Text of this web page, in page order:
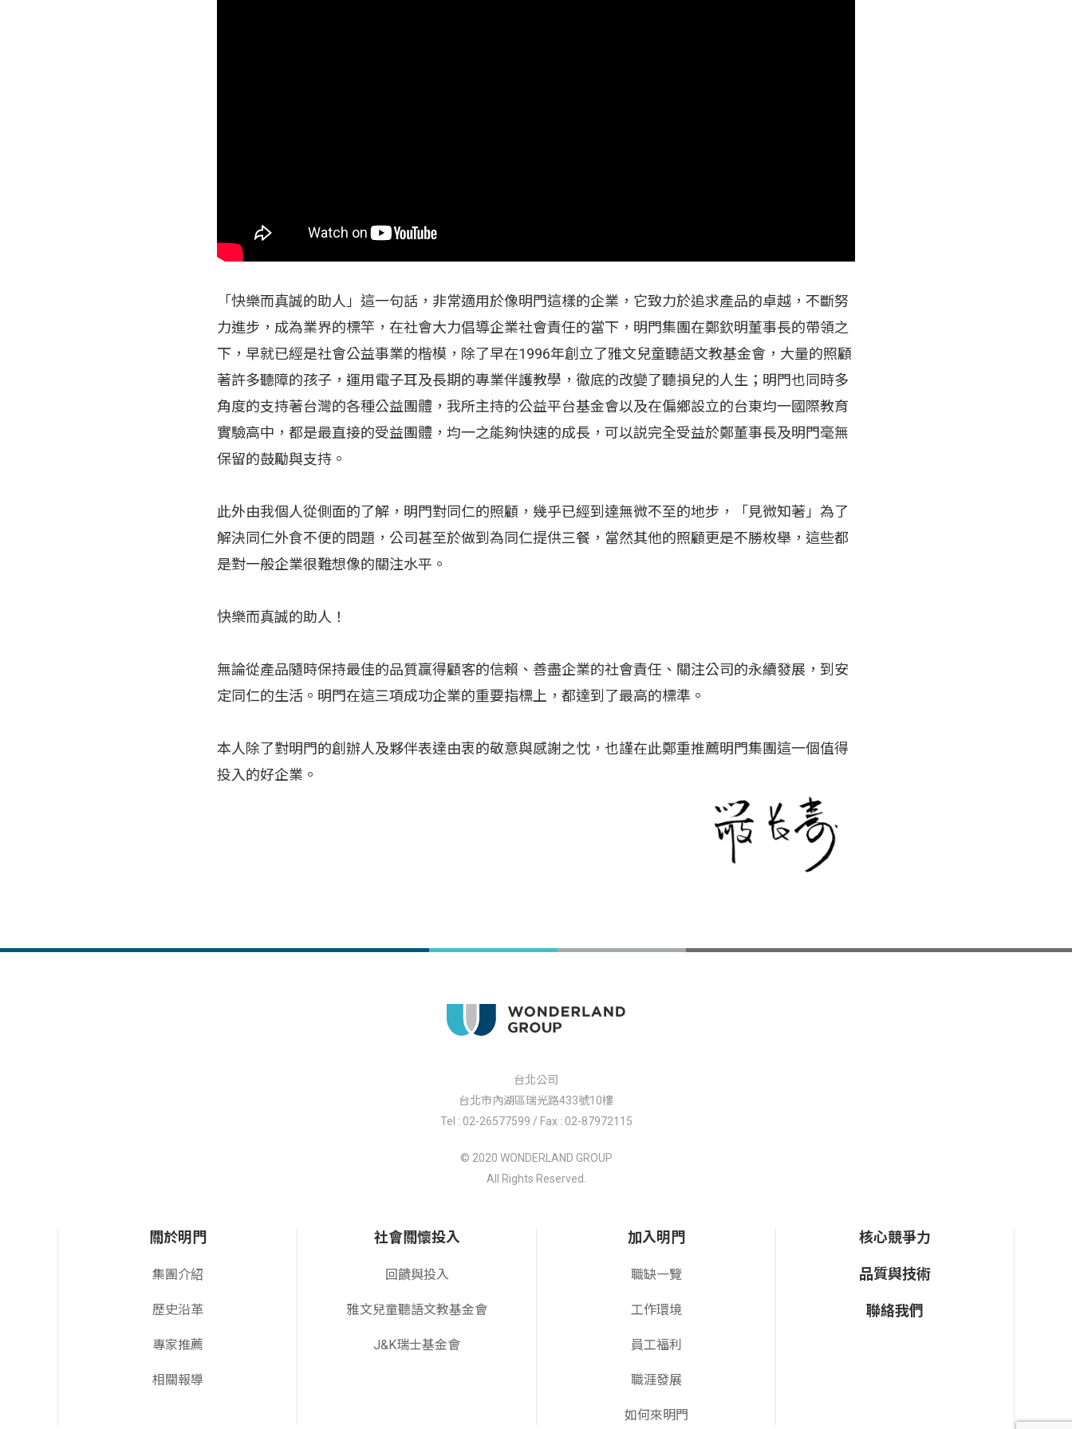
「快樂而真誠的助人」這一句話，非常適用於像明門這樣的企業，它致力於追求產品的卓越，不斷努
力進步，成為業界的標竿，在社會大力倡導企業社會責任的當下，明門集團在鄭欽明董事長的帶領之
下，早就已經是社會公益事業的楷模，除了早在1996年創立了雅文兒童聽語文教基金會，大量的照顧
著許多聽障的孩子，運用電子耳及長期的專業伴護教學，徹底的改變了聽損兒的人生；明門也同時多
角度的支持著台灣的各種公益團體，我所主持的公益平台基金會以及在偏鄉設立的台東均一國際教育
實驗高中，都是最直接的受益團體，均一之能夠快速的成長，可以説完全受益於鄭董事長及明門毫無
保留的鼓勵與支持。
此外由我個人從側面的了解，明門對同仁的照顧，幾乎已經到達無微不至的地步，「見微知著」為了
解決同仁外食不便的問題，公司甚至於做到為同仁提供三餐，當然其他的照顧更是不勝枚舉，這些都
是對一般企業很難想像的關注水平。
快樂而真誠的助人！
無論從產品隨時保持最佳的品質贏得顧客的信賴、善盡企業的社會責任、關注公司的永續發展，到安
定同仁的生活。明門在這三項成功企業的重要指標上，都達到了最高的標準。
本人除了對明門的創辦人及夥伴表達由衷的敬意與感謝之忱，也謹在此鄭重推薦明門集團這一個值得
投入的好企業。
台北公司
台北市內湖區瑞光路433號10樓
Tel : 02-26577599 / Fax : 02-87972115
© 2020 WONDERLAND GROUP
All Rights Reserved.
關於明門
集團介紹
歷史沿革
專家推薦
相關報導
社會關懷投入
回饋與投入
雅文兒童聽語文教基金會
J&K瑞士基金會
加入明門
職缺一覽
工作環境
員工福利
職涯發展
如何來明門
核心競爭力
品質與技術
聯絡我們